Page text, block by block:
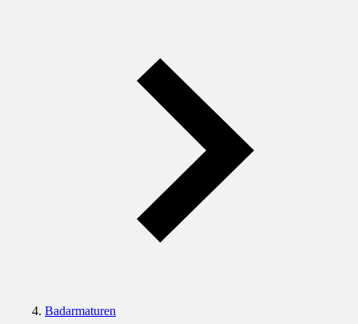
Badarmaturen